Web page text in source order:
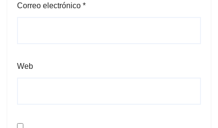
Correo electrónico *
Web